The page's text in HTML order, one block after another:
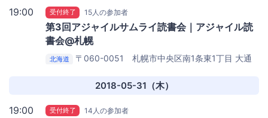
19:00 受付終了 15人の参加者
第3回アジャイルサムライ読書会｜アジャイル読
書会@札幌
北海道
〒060-0051 札幌市中央区南1条東1丁目 大通
2018-05-31（木）
19:00 受付終了 14人の参加者